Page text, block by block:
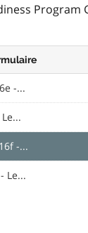
-...
-...
Le...